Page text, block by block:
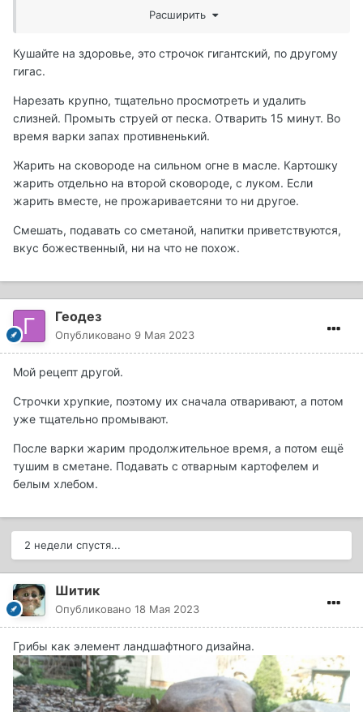
такое детское счастье.
Самый около пол кило))
Расширить
Кушайте на здоровье, это строчок гигантский, по другому
гигас.
Нарезать крупно, тщательно просмотреть и удалить
слизней. Промыть струей от песка. Отварить 15 минут. Во
время варки запах противненький.
Жарить на сковороде на сильном огне в масле. Картошку
жарить отдельно на второй сковороде, с луком. Если
жарить вместе, не прожариваетсяни то ни другое.
Смешать, подавать со сметаной, напитки приветствуются,
вкус божественный, ни на что не похож.
Геодез
Опубликовано 9 Мая 2023
Мой рецепт другой.
Строчки хрупкие, поэтому их сначала отваривают, а потом
уже тщательно промывают.
После варки жарим продолжительное время, а потом ещё
тушим в сметане. Подавать с отварным картофелем и
белым хлебом.
2 недели спустя...
Шитик
Опубликовано 18 Мая 2023
Грибы как элемент ландшафтного дизайна.